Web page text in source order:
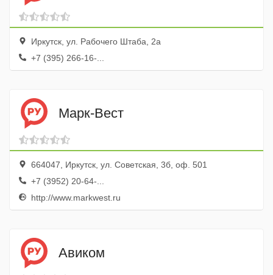
Иркутск, ул. Рабочего Штаба, 2а
+7 (395) 266-16-...
Марк-Вест
664047, Иркутск, ул. Советская, 3б, оф. 501
+7 (3952) 20-64-...
http://www.markwest.ru
Авиком